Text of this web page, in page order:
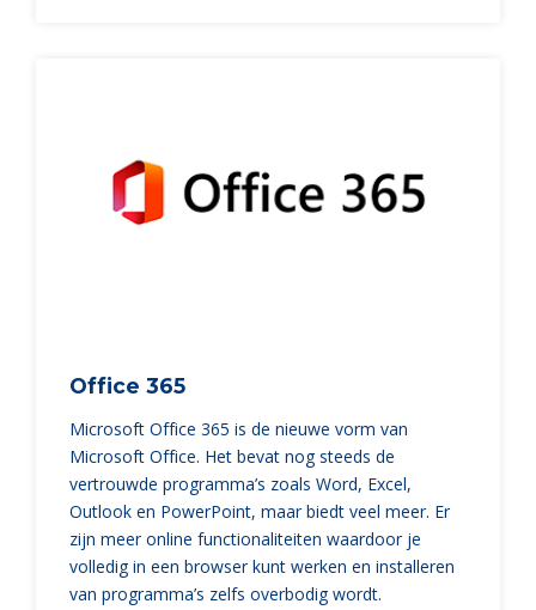
Office 365
Microsoft Office 365 is de nieuwe vorm van
Microsoft Office. Het bevat nog steeds de
vertrouwde programma’s zoals Word, Excel,
Outlook en PowerPoint, maar biedt veel meer. Er
zijn meer online functionaliteiten waardoor je
volledig in een browser kunt werken en installeren
van programma’s zelfs overbodig wordt.